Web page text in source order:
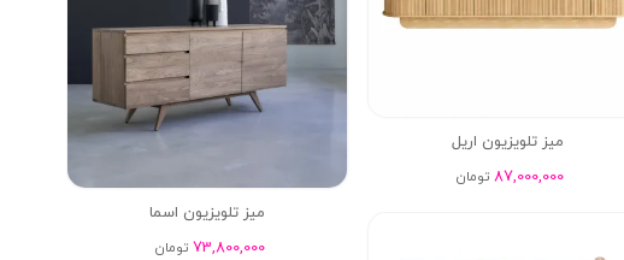
میز تلویزیون اریل
87,000,000 تومان
میز تلویزیون اسما
73,800,000 تومان